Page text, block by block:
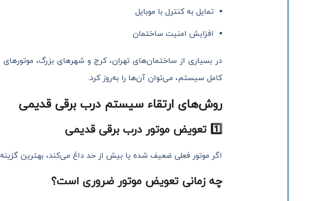
تمایل به کنترل با موبایل
افزایش امنیت ساختمان
کامل سیستم، می‌توان آن‌ها را به‌روز کرد.
روش‌های ارتقاء سیستم درب برقی قدیمی
1️ تعویض موتور درب برقی قدیمی
اگر موتور فعلی ضعیف شده یا بیش از حد داغ می‌کند، بهترین گزینه
چه زمانی تعویض موتور ضروری است؟